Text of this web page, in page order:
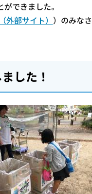
できました。
外部サイト） ）のみな
した！